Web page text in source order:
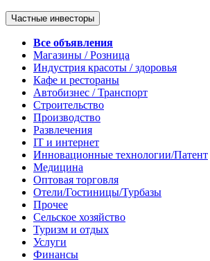
Частные инвесторы
Все объявления
Магазины / Розница
Индустрия красоты / здоровья
Кафе и рестораны
Автобизнес / Транспорт
Строительство
Производство
Развлечения
IT и интернет
Инновационные технологии/Патент
Медицина
Оптовая торговля
Отели/Гостиницы/Турбазы
Прочее
Сельское хозяйство
Туризм и отдых
Услуги
Финансы